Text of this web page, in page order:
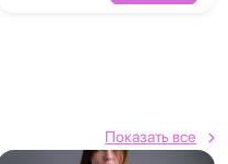
Показать все